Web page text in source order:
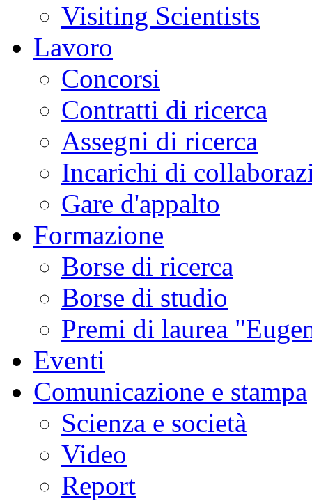
Visiting Scientists
Lavoro
Concorsi
Contratti di ricerca
Assegni di ricerca
Incarichi di
Gare d'appalto
Formazione
Borse di ricerca
Borse di studio
Premi di laurea
Eventi
Comunicazione e stampa
Scienza e società
Video
Report